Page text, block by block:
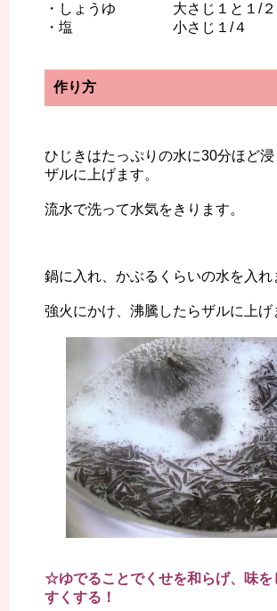
・しょうゆ 大さじ１と１/２
・塩 小さじ１/４
作り方
ひじきはたっぷりの水に30分ほど浸
ザルに上げます。
流水で洗って水気をきります。
鍋に入れ、かぶるくらいの水を入れ
強火にかけ、沸騰したらザルに上げ
☆ゆでることでくせを和らげ、味を
すくする！